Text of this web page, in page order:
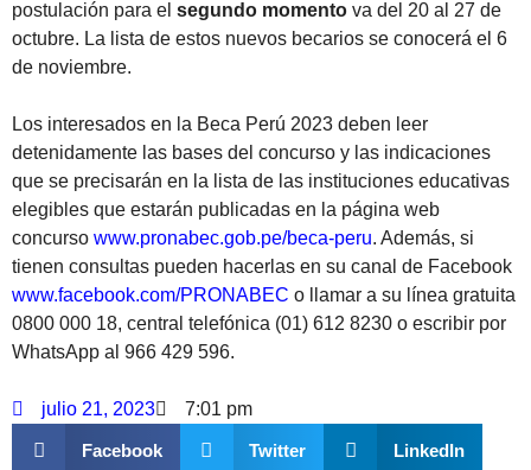
postulación para el segundo momento va del 20 al 27 de
octubre. La lista de estos nuevos becarios se conocerá el 6
de noviembre.
Los interesados en la Beca Perú 2023 deben leer
detenidamente las bases del concurso y las indicaciones
que se precisarán en la lista de las instituciones educativas
elegibles que estarán publicadas en la página web
concurso www.pronabec.gob.pe/beca-peru. Además, si
tienen consultas pueden hacerlas en su canal de Facebook
www.facebook.com/PRONABEC o llamar a su línea gratuita
0800 000 18, central telefónica (01) 612 8230 o escribir por
WhatsApp al 966 429 596.
julio 21, 2023 7:01 pm
Facebook Twitter LinkedIn